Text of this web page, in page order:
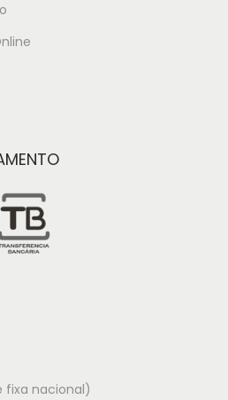
fixa nacional)